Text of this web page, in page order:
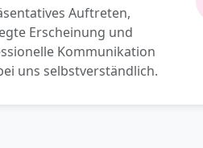
Auftreten,
Erscheinung und
Kommunikation
uns selbstverständlich.